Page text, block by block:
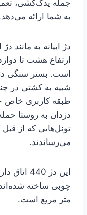
جمله یدک‌کشی،
به شما ارائه
دژ ابیانه به مانند
ارتفاع هشت تا
است. بستر سنگی دژ
شبیه به کشتی در
طبقه کاربری خاص
دزدان به روستا
تونل‌هایی که از
می‌رساندند.
این دژ
چوبی ساخته
متر مربع است.